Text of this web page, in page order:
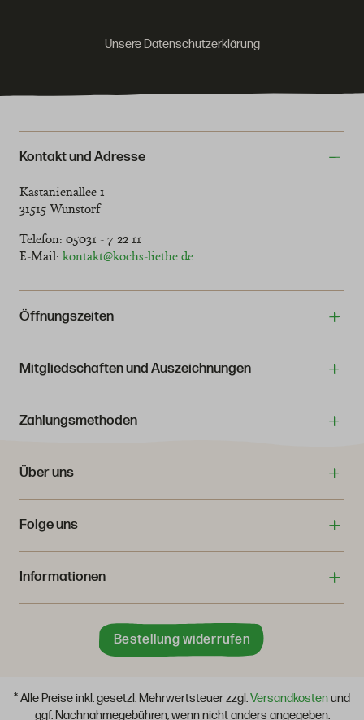
Unsere Datenschutzerklärung
Kontakt und Adresse
Kastanienallee 1
31515 Wunstorf
Telefon: 05031 - 7 22 11
E-Mail: kontakt@kochs-liethe.de
Öffnungszeiten
Mitgliedschaften und Auszeichnungen
Zahlungsmethoden
Über uns
Folge uns
Informationen
Bestellung widerrufen
* Alle Preise inkl. gesetzl. Mehrwertsteuer zzgl.Versandkostenund
ggf. Nachnahmegebühren, wenn nicht anders angegeben.